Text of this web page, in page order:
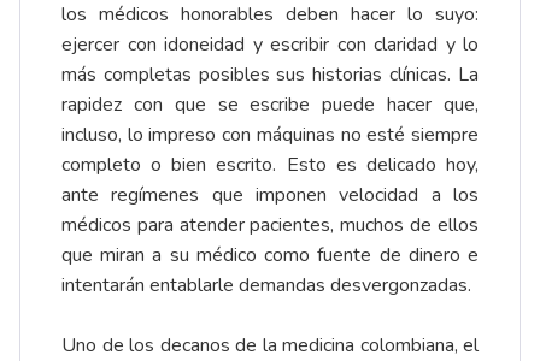
los médicos honorables deben hacer lo suyo:
ejercer con idoneidad y escribir con claridad y lo
más completas posibles sus historias clínicas. La
rapidez con que se escribe puede hacer que,
incluso, lo impreso con máquinas no esté siempre
completo o bien escrito. Esto es delicado hoy,
ante regímenes que imponen velocidad a los
médicos para atender pacientes, muchos de ellos
que miran a su médico como fuente de dinero e
intentarán entablarle demandas desvergonzadas.
Uno de los decanos de la medicina colombiana, el